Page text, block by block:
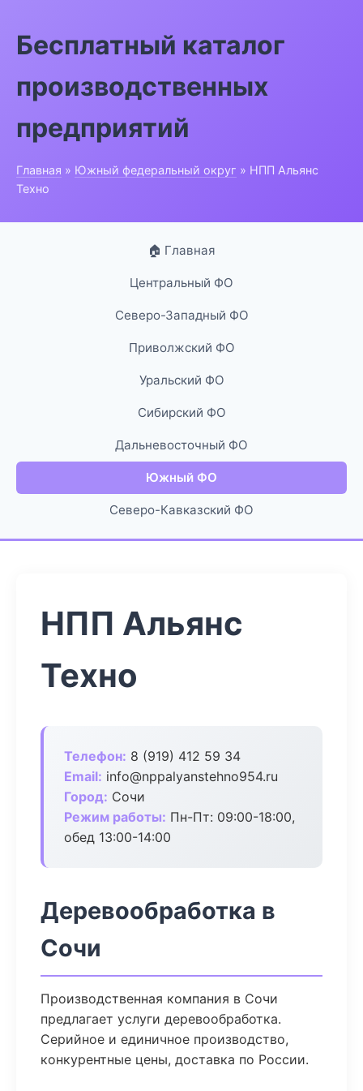
Бесплатный каталог
производственных
предприятий
Главная » Южный федеральный округ » НПП Альянс
Техно
🏠 Главная
Центральный ФО
Северо-Западный ФО
Приволжский ФО
Уральский ФО
Сибирский ФО
Дальневосточный ФО
Южный ФО
Северо-Кавказский ФО
НПП Альянс
Техно
Телефон: 8 (919) 412 59 34
Email: info@nppalyanstehno954.ru
Город: Сочи
Режим работы: Пн-Пт: 09:00-18:00,
обед 13:00-14:00
Деревообработка в
Сочи
Производственная компания в Сочи
предлагает услуги деревообработка.
Серийное и единичное производство,
конкурентные цены, доставка по России.